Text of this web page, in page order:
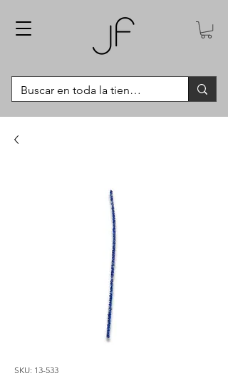
SKU: 13-533